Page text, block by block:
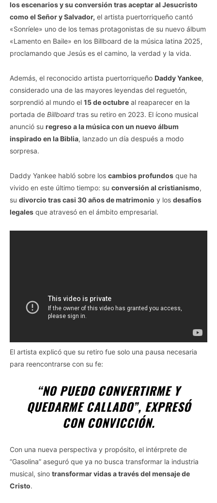
los escenarios y su conversión tras aceptar al Jesucristo
como el Señor y Salvador, el artista puertorriqueño cantó
«Sonríele» uno de los temas protagonistas de su nuevo álbum
«Lamento en Baile» en los Billboard de la música latina 2025,
proclamando que Jesús es el camino, la verdad y la vida.
Además, el reconocido artista puertorriqueño Daddy Yankee,
considerado una de las mayores leyendas del reguetón,
sorprendió al mundo el 15 de octubre al reaparecer en la
portada de Billboard tras su retiro en 2023. El ícono musical
anunció su regreso a la música con un nuevo álbum
inspirado en la Biblia, lanzado un día después a modo
sorpresa.
Daddy Yankee habló sobre los cambios profundos que ha
vivido en este último tiempo: su conversión al cristianismo,
su divorcio tras casi 30 años de matrimonio y los desafíos
legales que atravesó en el ámbito empresarial.
El artista explicó que su retiro fue solo una pausa necesaria
para reencontrarse con su fe:
“NO PUEDO CONVERTIRME Y
QUEDARME CALLADO”, EXPRESÓ
CON CONVICCIÓN.
Con una nueva perspectiva y propósito, el intérprete de
“Gasolina” aseguró que ya no busca transformar la industria
musical, sino transformar vidas a través del mensaje de
Cristo.